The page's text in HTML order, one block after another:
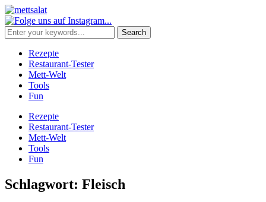
Rezepte
Restaurant-Tester
Mett-Welt
Tools
Fun
Rezepte
Restaurant-Tester
Mett-Welt
Tools
Fun
Schlagwort: Fleisch